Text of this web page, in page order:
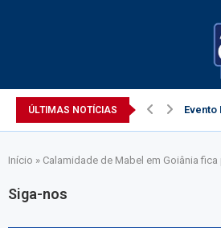
ÚLTIMAS NOTÍCIAS Evento
Início » Calamidade de Mabel em Goiânia
Siga-nos